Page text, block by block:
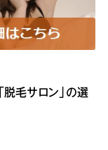
脱毛サロン」の選